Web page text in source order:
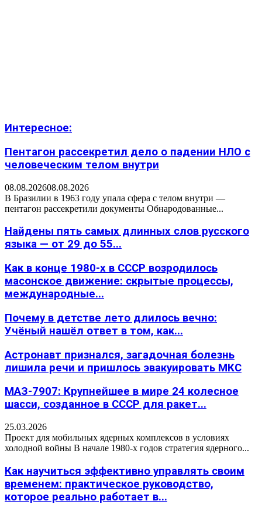
Интересное:
Пентагон рассекретил дело о падении НЛО с
человеческим телом внутри
08.08.202608.08.2026
В Бразилии в 1963 году упала сфера с телом внутри —
пентагон рассекретили документы Обнародованные...
Найдены пять самых длинных слов русского
языка — от 29 до 55...
Как в конце 1980-х в СССР возродилось
масонское движение: скрытые процессы,
международные...
Почему в детстве лето длилось вечно:
Учёный нашёл ответ в том, как...
Астронавт признался, загадочная болезнь
лишила речи и пришлось эвакуировать МКС
МАЗ-7907: Крупнейшее в мире 24 колесное
шасси, созданное в СССР для ракет...
25.03.2026
Проект для мобильных ядерных комплексов в условиях
холодной войны В начале 1980-х годов стратегия ядерного...
Как научиться эффективно управлять своим
временем: практическое руководство,
которое реально работает в...